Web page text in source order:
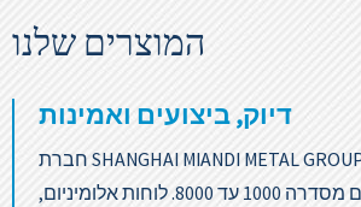
המוצרים שלנו
דיוק, ביצועים ואמינות
חברת SHANGHAI MIANDI METAL GROUP CO., LTD. מפיצה
סגסוגות אלומיניום מסדרה 1000 עד 8000. לוחות אלומיניום,